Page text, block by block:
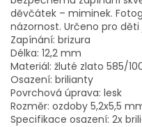
děvčátek – miminek.
názornost. Určeno pro děti
Zapínání: brizura
Délka: 12,2 mm
Materiál: žluté zlato 585/
Osazení: brilianty
Povrchová úprava: lesk
Rozměr: ozdoby 5,2x5,5
Specifikace osazení: 2x